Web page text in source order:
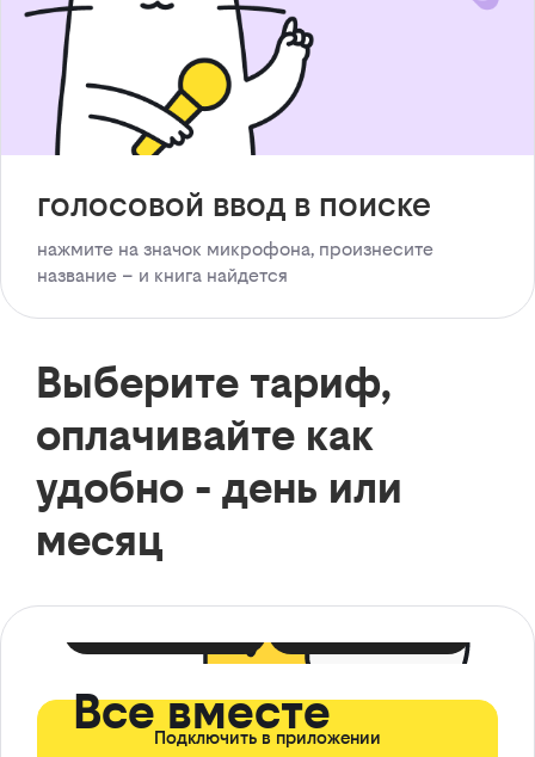
голосовой ввод в поиске
нажмите на значок микрофона, произнесите
название – и книга найдется
Выберите тариф,
оплачивайте как
удобно - день или
месяц
Все вместе
Подключить в приложении